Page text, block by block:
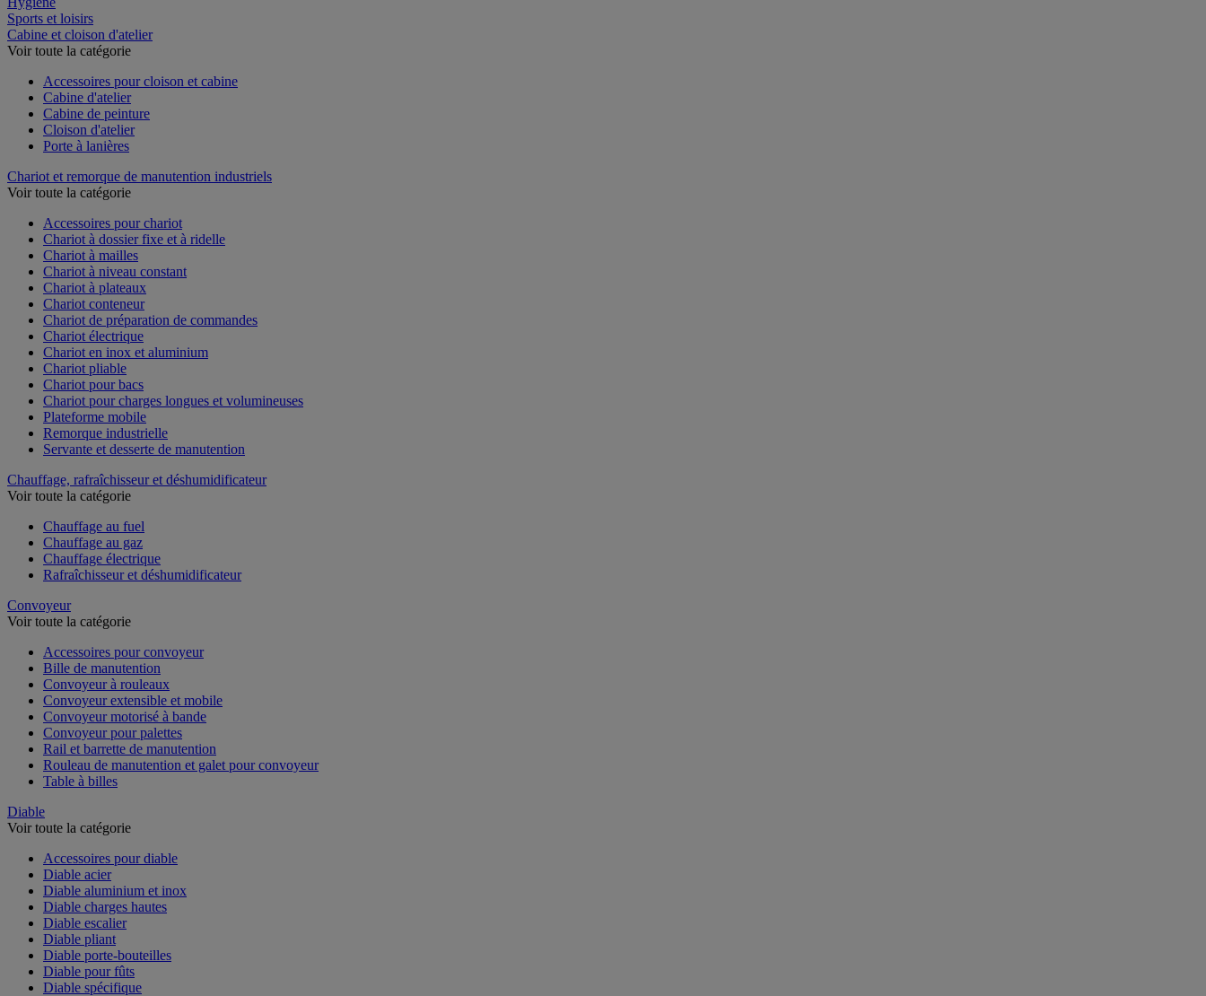
Sports et loisirs
Cabine et cloison d'atelier
Voir toute la catégorie
Accessoires pour cloison et cabine
Cabine d'atelier
Cabine de peinture
Cloison d'atelier
Porte à lanières
Chariot et remorque de manutention industriels
Voir toute la catégorie
Accessoires pour chariot
Chariot à dossier fixe et à ridelle
Chariot à mailles
Chariot à niveau constant
Chariot à plateaux
Chariot conteneur
Chariot de préparation de commandes
Chariot électrique
Chariot en inox et aluminium
Chariot pliable
Chariot pour bacs
Chariot pour charges longues et volumineuses
Plateforme mobile
Remorque industrielle
Servante et desserte de manutention
Chauffage, rafraîchisseur et déshumidificateur
Voir toute la catégorie
Chauffage au fuel
Chauffage au gaz
Chauffage électrique
Rafraîchisseur et déshumidificateur
Convoyeur
Voir toute la catégorie
Accessoires pour convoyeur
Bille de manutention
Convoyeur à rouleaux
Convoyeur extensible et mobile
Convoyeur motorisé à bande
Convoyeur pour palettes
Rail et barrette de manutention
Rouleau de manutention et galet pour convoyeur
Table à billes
Diable
Voir toute la catégorie
Accessoires pour diable
Diable acier
Diable aluminium et inox
Diable charges hautes
Diable escalier
Diable pliant
Diable porte-bouteilles
Diable pour fûts
Diable spécifique